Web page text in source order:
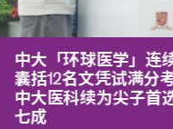
中大「环球医学」连
囊括12名文凭试满分
中大医科续为尖子首
七成